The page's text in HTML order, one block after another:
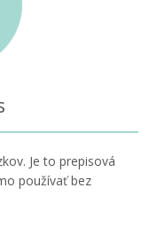
Je to prepisová
používať bez